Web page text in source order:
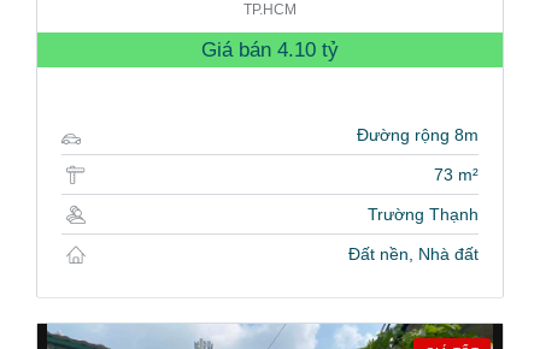
TP.HCM
Giá bán 4.10 tỷ
Đường rộng 8m
73 m²
Trường Thạnh
Đất nền, Nhà đất